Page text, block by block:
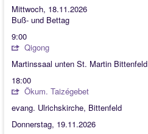
Mittwoch, 18.11.2026
Buß- und Bettag
9:00
Qigong
Martinssaal unten St. Martin Bittenfeld
18:00
Ökum. Taizégebet
evang. Ulrichskirche, Bittenfeld
Donnerstag, 19.11.2026